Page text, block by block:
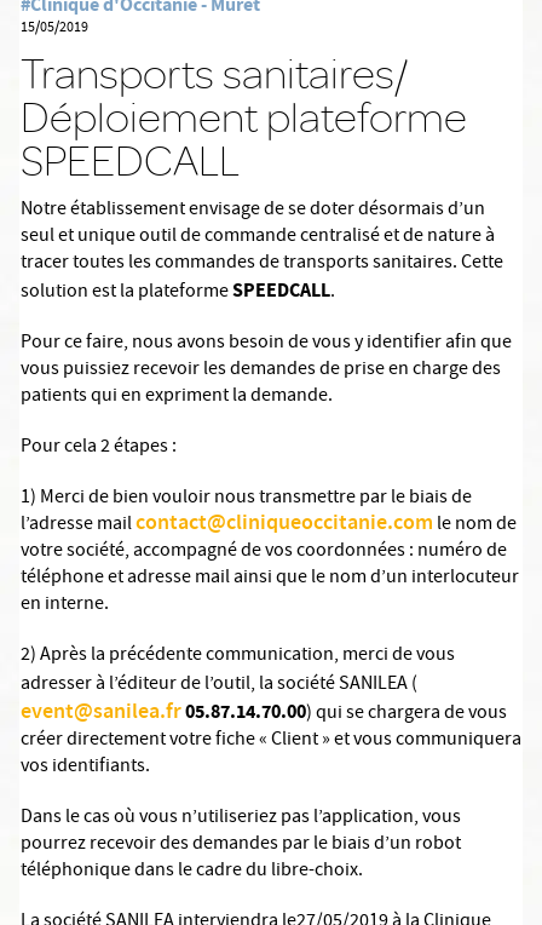
15/05/2019
Transports sanitaires/
Déploiement plateforme
SPEEDCALL
Notre établissement envisage de se doter désormais d’un
seul et unique outil de commande centralisé et de nature à
tracer toutes les commandes de transports sanitaires. Cette
solution est la plateformeSPEEDCALL.
Pour ce faire, nous avons besoin de vous y identifier afin que
vous puissiez recevoir les demandes de prise en charge des
patients qui en expriment la demande.
Pour cela 2 étapes :
1) Merci de bien vouloir nous transmettre par le biais de
l’adresse mailcontact@cliniqueoccitanie.com le nom de
votre société, accompagné de vos coordonnées : numéro de
téléphone et adresse mail ainsi que le nom d’un interlocuteur
en interne.
2) Après la précédente communication, merci de vous
adresser à l’éditeur de l’outil, la société SANILEA(
event@sanilea.fr05.87.14.70.00) qui se chargera de vous
créer directement votre fiche « Client » et vous communiquera
vos identifiants.
Dans le cas où vous n’utiliseriez pas l’application, vous
pourrez recevoir des demandes par le biais d’un robot
téléphonique dans le cadre du libre-choix.